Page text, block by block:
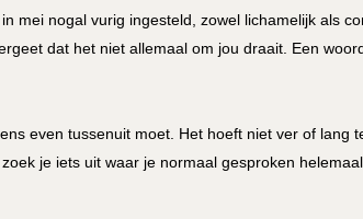
mei nogal vurig ingesteld, zowel lichamelijk als
dat het niet allemaal om jou draait. Een
even tussenuit moet. Het hoeft niet ver of lang
je iets uit waar je normaal gesproken